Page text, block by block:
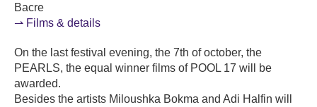
Bacre
⇀ Films & details
On the last festival evening, the 7th of october, the
PEARLS, the equal winner films of POOL 17 will be
awarded.
Besides the artists Miloushka Bokma and Adi Halfin will